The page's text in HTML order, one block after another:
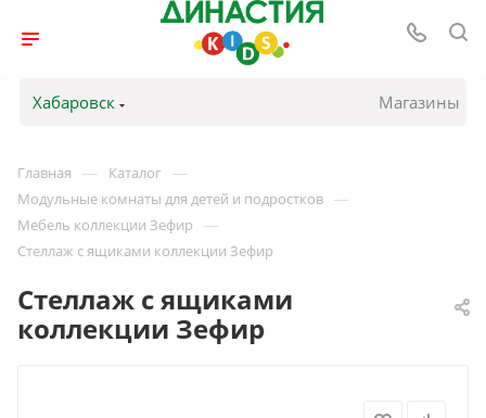
Хабаровск Магазины
Главная — Каталог —
Модульные комнаты для детей и подростков —
Мебель коллекции Зефир —
Стеллаж с ящиками коллекции Зефир
Стеллаж с ящиками
коллекции Зефир